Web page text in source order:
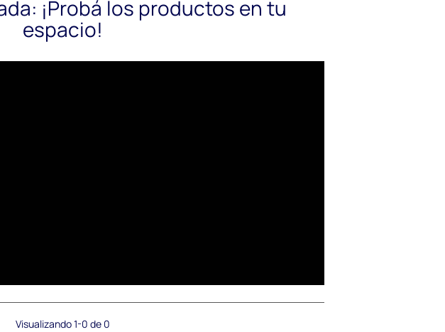
¡Probá los productos en tu
espacio!
Visualizando 1-0 de 0